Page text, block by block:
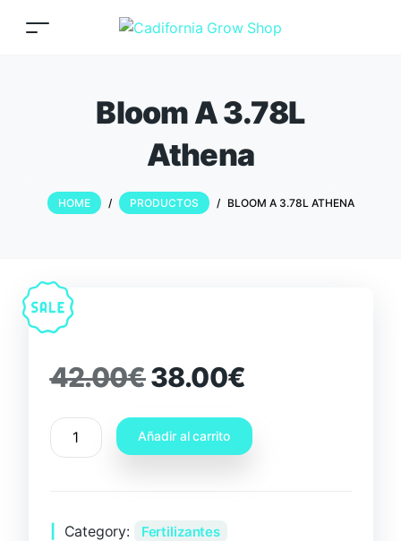
Bloom A 3.78L
Athena
HOME / PRODUCTOS / BLOOM A 3.78L ATHENA
42.00€38.00€
Añadir al carrito
Category: Fertilizantes